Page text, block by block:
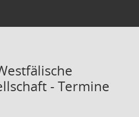
- Termine